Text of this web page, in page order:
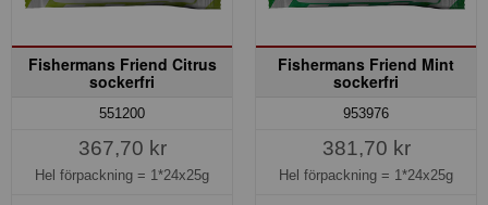
Fishermans Friend Citrus
sockerfri
551200
367,70 kr
Hel förpackning = 1*24x25g
Fishermans Friend Mint
sockerfri
953976
381,70 kr
Hel förpackning = 1*24x25g